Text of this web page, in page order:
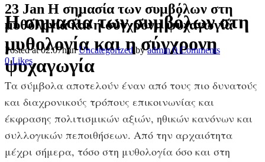
Η σημασία των συμβόλων στη
μυθολογία και η σύγχρονη
ψυχαγωγία
23 Jan Η σημασία των συμβόλων στη
μυθολογία και η σύγχρονη ψυχαγωγία
Posted at 02:07hinUncategorized byadmin 0 Comments
0Likes
Τα σύμβολα αποτελούν έναν από τους πιο δυνατούς
και διαχρονικούς τρόπους επικοινωνίας και
έκφρασης πολιτισμικών αξιών, ηθικών κανόνων και
συλλογικών πεποιθήσεων. Από την αρχαιότητα
μέχρι σήμερα, τόσο στη μυθολογία όσο και στη